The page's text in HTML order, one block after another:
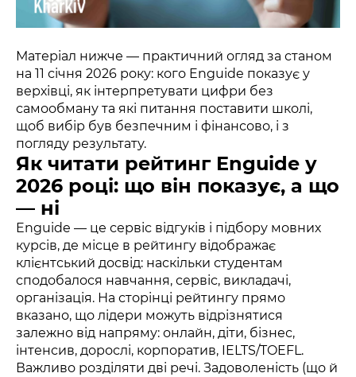
Матеріал нижче — практичний огляд за станом
на 11 січня 2026 року: кого Enguide показує у
верхівці, як інтерпретувати цифри без
самообману та які питання поставити школі,
щоб вибір був безпечним і фінансово, і з
погляду результату.
Як читати рейтинг Enguide у
2026 році: що він показує, а що
— ні
Enguide — це сервіс відгуків і підбору мовних
курсів, де місце в рейтингу відображає
клієнтський досвід: наскільки студентам
сподобалося навчання, сервіс, викладачі,
організація. На сторінці рейтингу прямо
вказано, що лідери можуть відрізнятися
залежно від напряму: онлайн, діти, бізнес,
інтенсив, дорослі, корпоратив, IELTS/TOEFL.
Важливо розділяти дві речі. Задоволеність (що й